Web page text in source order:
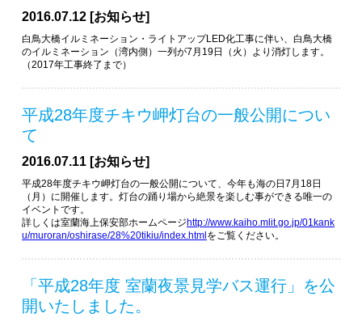
2016.07.12 [お知らせ]
白鳥大橋イルミネーション・ライトアップLED化工事に伴い、白鳥大橋
のイルミネーション（湾内側）一列が7月19日（火）より消灯します。
（2017年工事終了まで）
平成28年度チキウ岬灯台の一般公開につい
て
2016.07.11 [お知らせ]
平成28年度チキウ岬灯台の一般公開について、今年も海の日7月18日
（月）に開催します。灯台の踊り場から絶景を楽しむ事ができる唯一の
イベントです。
詳しくは室蘭海上保安部ホームページhttp://www.kaiho.mlit.go.jp/01kank
u/muroran/oshirase/28%20tikiu/index.html をご覧ください。
「平成28年度 室蘭夜景見学バス運行」を公
開いたしました。